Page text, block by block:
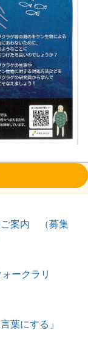
ご案内 （募集
ークラリ
葉にする」